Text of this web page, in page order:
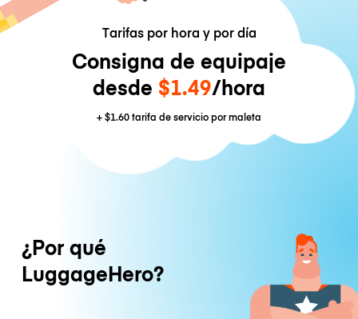
Tarifas por hora y por día
Consigna de equipaje
desde $1.49/hora
+$1.60tarifa de servicio por maleta
¿Por qué
LuggageHero?